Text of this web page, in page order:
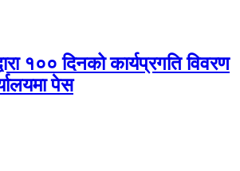
१०० दिनको कार्यप्रगति विवरण
पेस